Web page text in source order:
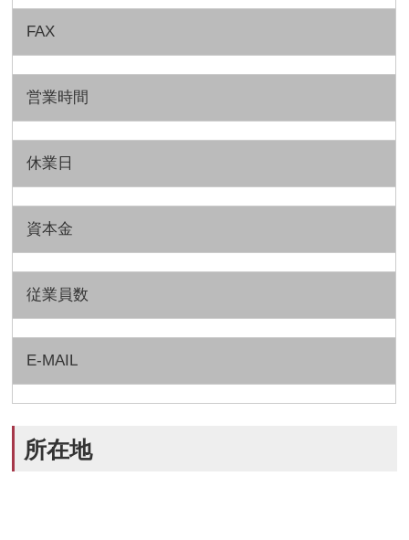
FAX
営業時間
休業日
資本金
従業員数
E-MAIL
所在地